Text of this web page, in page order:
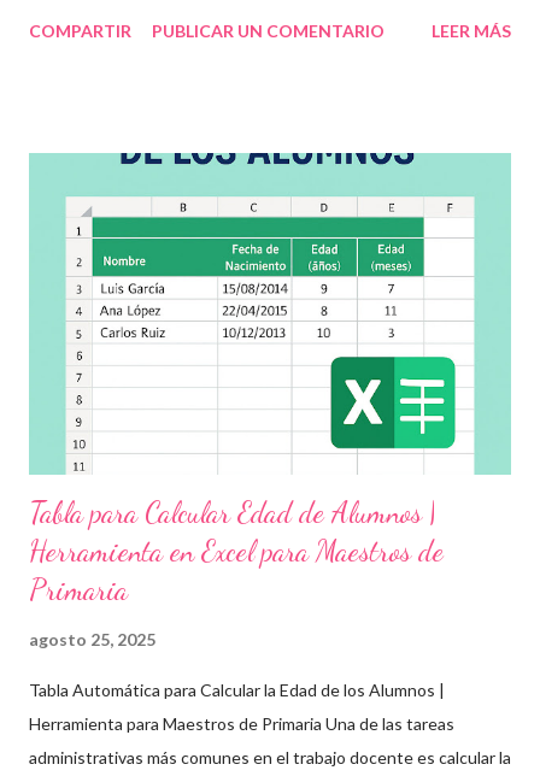
infantil , y promover la convivencia escolar armónica . Desde el
actividades educativas que podrás aplicar fácilmente en tu
grupo, desde preescolar hasta sexto grado de primaria. 🧠
Objetivos clave de la jornada Promover entornos seguros y
afectivos dentro de la comunidad escolar Sensibilizar sobre el
maltrato, acoso escolar y abuso infantil Desarrollar habilidades
como la empatía, la comunicación y el autocuidado Aplicar ...
COMPARTIR PUBLICAR UN COMENTARIO LEER MÁS
Tabla para Calcular Edad de Alumnos |
Herramienta en Excel para Maestros de
Primaria
agosto 25, 2025
Tabla Automática para Calcular la Edad de los Alumnos |
Herramienta para Maestros de Primaria Una de las tareas
administrativas más comunes en el trabajo docente es calcular la